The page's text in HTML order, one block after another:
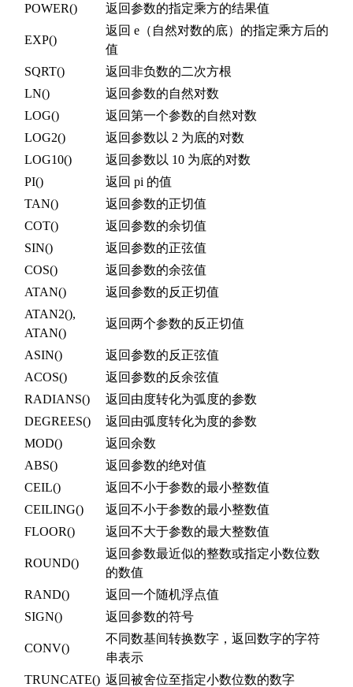
POWER()
返回参数的指定乘方的结果值
EXP()
返回 e（自然对数的底）的指定乘方后的
值
SQRT()
返回非负数的二次方根
LN()
返回参数的自然对数
LOG()
返回第一个参数的自然对数
LOG2()
返回参数以 2 为底的对数
LOG10()
返回参数以 10 为底的对数
PI()
返回 pi 的值
TAN()
返回参数的正切值
COT()
返回参数的余切值
SIN()
返回参数的正弦值
COS()
返回参数的余弦值
ATAN()
返回参数的反正切值
ATAN2(),
ATAN()
返回两个参数的反正切值
ASIN()
返回参数的反正弦值
ACOS()
返回参数的反余弦值
RADIANS()
返回由度转化为弧度的参数
DEGREES()
返回由弧度转化为度的参数
MOD()
返回余数
ABS()
返回参数的绝对值
CEIL()
返回不小于参数的最小整数值
CEILING()
返回不小于参数的最小整数值
FLOOR()
返回不大于参数的最大整数值
ROUND()
返回参数最近似的整数或指定小数位数
的数值
RAND()
返回一个随机浮点值
SIGN()
返回参数的符号
CONV()
不同数基间转换数字，返回数字的字符
串表示
TRUNCATE() 返回被舍位至指定小数位数的数字